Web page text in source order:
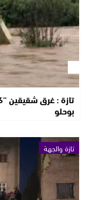
بوحلو
تازة والجهة